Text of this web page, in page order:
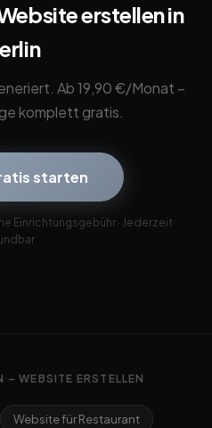
erstellen in
Ab 19,90 €/Monat –
komplett gratis.
starten
Einrichtungsgebühr · Jederzeit
– WEBSITE ERSTELLEN
Website für Restaurant